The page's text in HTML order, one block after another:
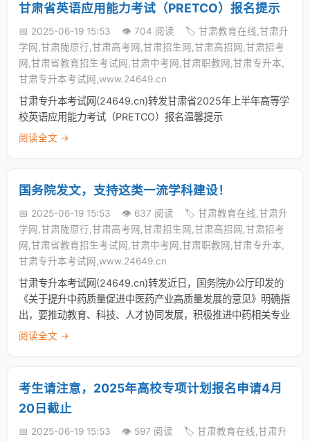
甘肃省英语应用能力考试（PRETCO）报名提示
📅 2025-06-19 15:53 👁️ 704 阅读
🏷️ 甘肃教育在线,甘肃升
学网,甘肃陇原行,甘肃高考网,甘肃招生网,甘肃高招网,甘肃招考
网,甘肃省教育招生考试网,甘肃中考网,甘肃职教网,甘肃专升本,
甘肃专升本考试网,www.24649.cn
甘肃专升本考试网(24649.cn)转发甘肃省2025年上半年高等学
校英语应用能力考试（PRETCO）报名温馨提示
阅读全文 →
国务院发文，支持这类一流学科建设！
📅 2025-06-19 15:53 👁️ 637 阅读
🏷️ 甘肃教育在线,甘肃升
学网,甘肃陇原行,甘肃高考网,甘肃招生网,甘肃高招网,甘肃招考
网,甘肃省教育招生考试网,甘肃中考网,甘肃职教网,甘肃专升本,
甘肃专升本考试网,www.24649.cn
甘肃专升本考试网(24649.cn)转发近日，国务院办公厅印发的
《关于提升中药质量促进中医药产业高质量发展的意见》明确指
出，要推动教育、科技、人才协同发展，积极推进中药相关专业
阅读全文 →
考生请注意，2025年高校专项计划报名申请4月
20日截止
📅 2025-06-19 15:53 👁️ 597 阅读
🏷️ 甘肃教育在线,甘肃升